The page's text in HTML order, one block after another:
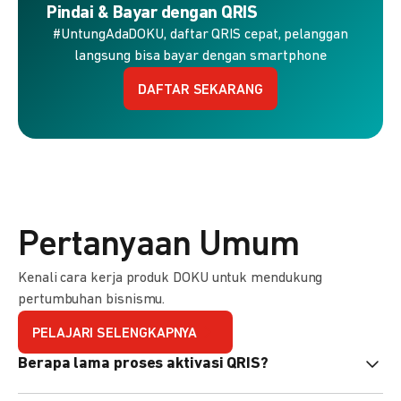
Pindai & Bayar dengan QRIS
#UntungAdaDOKU, daftar QRIS cepat, pelanggan
langsung bisa bayar dengan smartphone
DAFTAR SEKARANG
Pertanyaan Umum
Kenali cara kerja produk DOKU untuk mendukung
pertumbuhan bisnismu.
PELAJARI SELENGKAPNYA
Berapa lama proses aktivasi QRIS?